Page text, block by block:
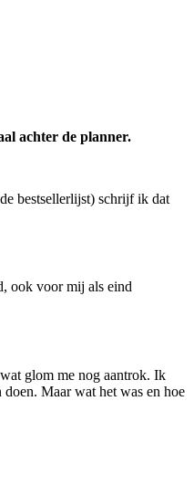
achter de planner.
bestsellerlijst) schrijf ik dat
ook voor mij als eind
glom me nog aantrok. Ik
Maar wat het was en hoe